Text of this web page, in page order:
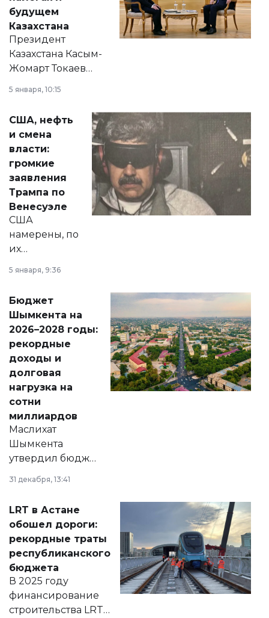
будущем
Казахстана
Президент
Казахстана Касым-
Жомарт Токаев
сразу несколько
актуальных тем —
от слухов о
политических
реформах до
вопросов армии,
экономики и
личного здоровья.
5 января, 10:15
США, нефть
и смена
власти:
громкие
заявления
Трампа по
Венесуэле
США
намерены, по
их
принести
народу
Венесуэлы.
5 января, 9:36
Бюджет
Шымкента на
2026–2028 годы:
рекордные
доходы и
долговая
нагрузка на
сотни
миллиардов
Маслихат
Шымкента
утвердил бюджет
города на 2026–
2028 годы.
документ
появился в базе
нормативных
правовых актов и
на сайте маслихат
города.
31 декабря, 13:41
LRT в Астане
обошел дороги:
рекордные траты
республиканского
бюджета
В 2025 году
финансирование
строительства LRT